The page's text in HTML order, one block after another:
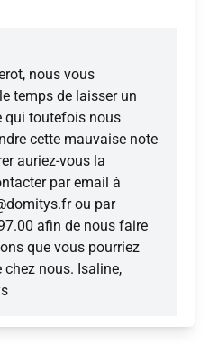
nous vous
temps de laisser un
qui toutefois nous
cette mauvaise note
auriez-vous la
par email à
ou par
afin de nous faire
que vous pourriez
nous. Isaline,